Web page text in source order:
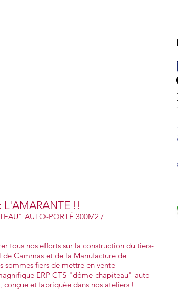
L'AMARANTE !!
AUTO-PORTÉ 300M2 /
tous nos efforts sur la construction du tiers-
Cammas et de la Manufacture de
sommes fiers de mettre en vente
ERP CTS "dôme-chapiteau" auto-
conçue et fabriquée dans nos ateliers !